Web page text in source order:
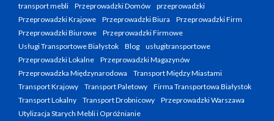
transport mebli
Przeprowadzki Domów
przeprowadzki
Przeprowadzki Krajowe
Przeprowadzki Biura
Przeprowadzki Firm
Przeprowadzki Biurowe
Przeprowadzki Firmowe
Usługi Transportowe Białystok
Blog
usługitransportowe
Przeprowadzki Lokalne
Przeprowadzki Magazynów
Przeprowadzka Międzynarodowa
Transport Między Miastami
Transport Krajowy
Transport Paletowy
Firma Transportowa Białystok
Transport Lokalny
Transport Drobnicowy
Przeprowadzki Warszawa
Utylizacja Starych Mebli i Opróżnianie